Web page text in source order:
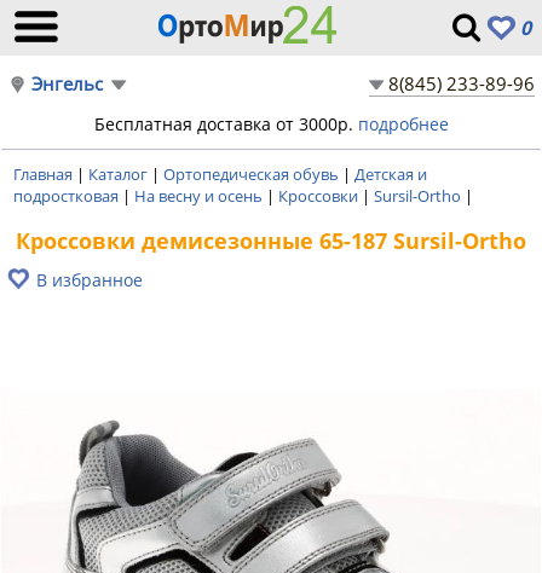
0
Энгельс 8(845) 233-89-96
Бесплатная доставка от 3000р. подробнее
Главная | Каталог | Ортопедическая обувь | Детская и
подростковая | На весну и осень | Кроссовки | Sursil-Ortho |
Кроссовки демисезонные 65-187 Sursil-Ortho
В избранное